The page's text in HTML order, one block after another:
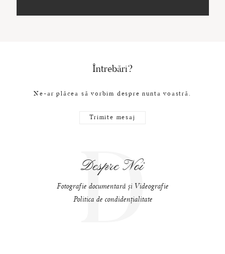
Întrebări?
Ne-ar plăcea să vorbim despre nunta voastră.
Trimite mesaj
Despre Noi
D
Fotografie documentară și Videografie
Politica de condidențialitate